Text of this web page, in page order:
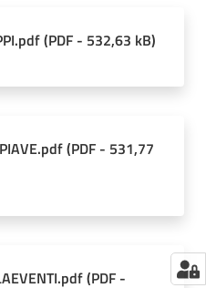
(PDF - 532,63 kB)
(PDF - 531,77
(PDF -